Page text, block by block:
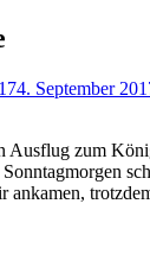
4. September
Ausflug zum
ankamen,